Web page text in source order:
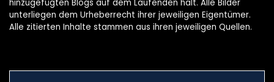
hinzugefügten Blogs auf dem Laufenden hält. Alle Bilder
unterliegen dem Urheberrecht ihrer jeweiligen Eigentümer.
Alle zitierten Inhalte stammen aus ihren jeweiligen Quellen.